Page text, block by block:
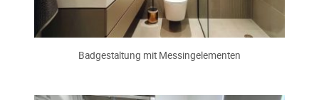
Badgestaltung mit Messingelementen